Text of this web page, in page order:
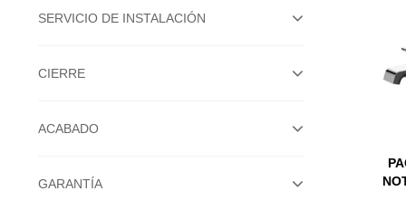
SERVICIO DE INSTALACIÓN
CIERRE
ACABADO
GARANTÍA